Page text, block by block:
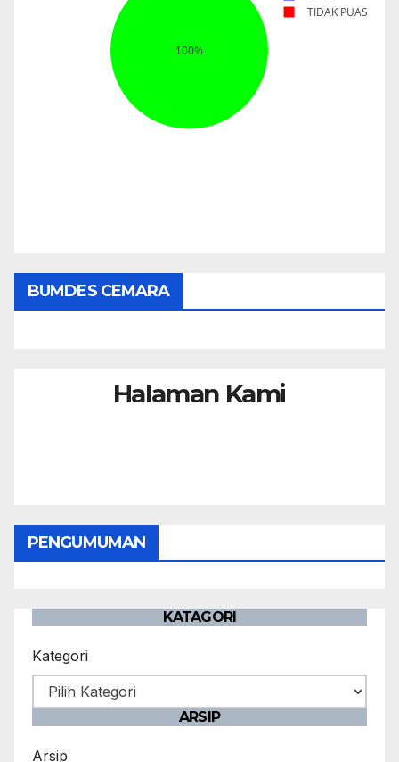
BUMDES CEMARA
Halaman Kami
PENGUMUMAN
KATAGORI
Kategori
ARSIP
Arsip